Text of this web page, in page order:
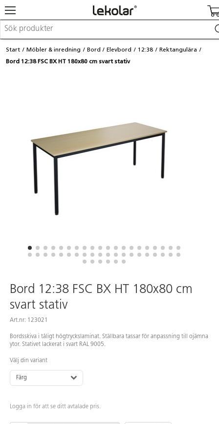
Möbler & inredning
Lekplatsutrustning & utemiljö
Logga in / Registrera dig
Hitta din säljare
Kontakta Lekolar
Start Möbler & inredning Bord Elevbord 12:38
Rektangulära
Bord 12:38 FSC BX HT 180x80 cm svart stativ
Bord 12:38 FSC BX HT 180x80 cm
svart stativ
Art.nr: 123021
Bordsskiva i tåligt högtryckslaminat. Ställbara tassar för anpassning till ojämna
ytor. Stativet lackerat i svart RAL 9005.
Välj din variant
Färg
Logga in för att se ditt avtalade pris.